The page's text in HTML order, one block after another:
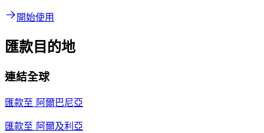
開始使用
匯款目的地
連結全球
匯款至 阿爾巴尼亞
匯款至 阿爾及利亞